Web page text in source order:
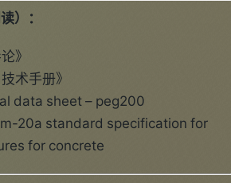
）：
》
术手册》
data sheet – peg200
20a standard specification for
for concrete